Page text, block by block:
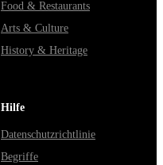
Food & Restaurants
Arts & Culture
History & Heritage
Hilfe
Datenschutzrichtlinie
Begriffe